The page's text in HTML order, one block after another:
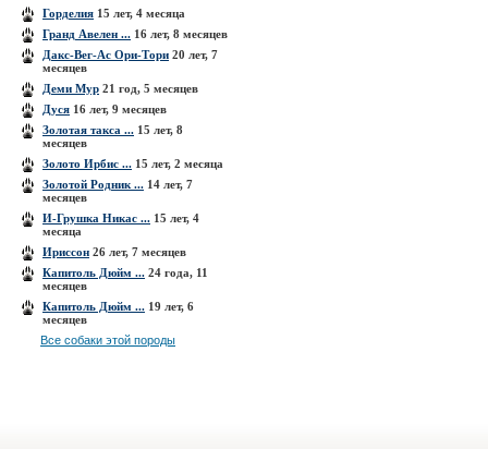
Горделия 15 лет, 4 месяца
Гранд Авелен ... 16 лет, 8 месяцев
Дакс-Вег-Ас Ори-Тори 20 лет, 7
месяцев
Деми Мур 21 год, 5 месяцев
Дуся 16 лет, 9 месяцев
Золотая такса ... 15 лет, 8
месяцев
Золото Ирбис ... 15 лет, 2 месяца
Золотой Родник ... 14 лет, 7
месяцев
И-Грушка Никас ... 15 лет, 4
месяца
Ириссон 26 лет, 7 месяцев
Капитоль Дюйм ... 24 года, 11
месяцев
Капитоль Дюйм ... 19 лет, 6
месяцев
Все собаки этой породы